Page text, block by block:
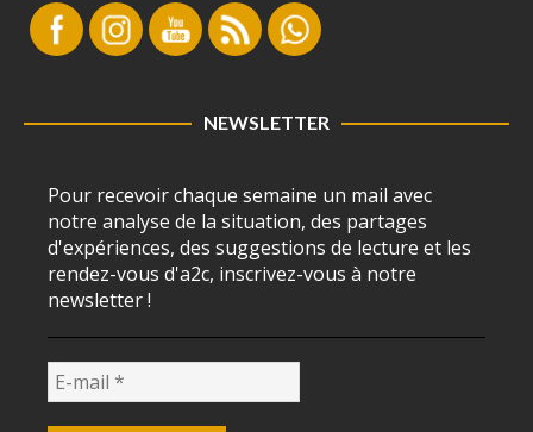
NEWSLETTER
Pour recevoir chaque semaine un mail avec
notre analyse de la situation, des partages
d'expériences, des suggestions de lecture et les
rendez-vous d'a2c, inscrivez-vous à notre
newsletter !